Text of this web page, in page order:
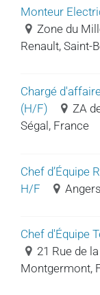
Monteur
Zone du
Renault, Saint-
Chargé
(H/F)
ZA
Ségal, France
Chef d’Équipe
H/F
Chef d'Équipe
21 Rue de
Montgermont,